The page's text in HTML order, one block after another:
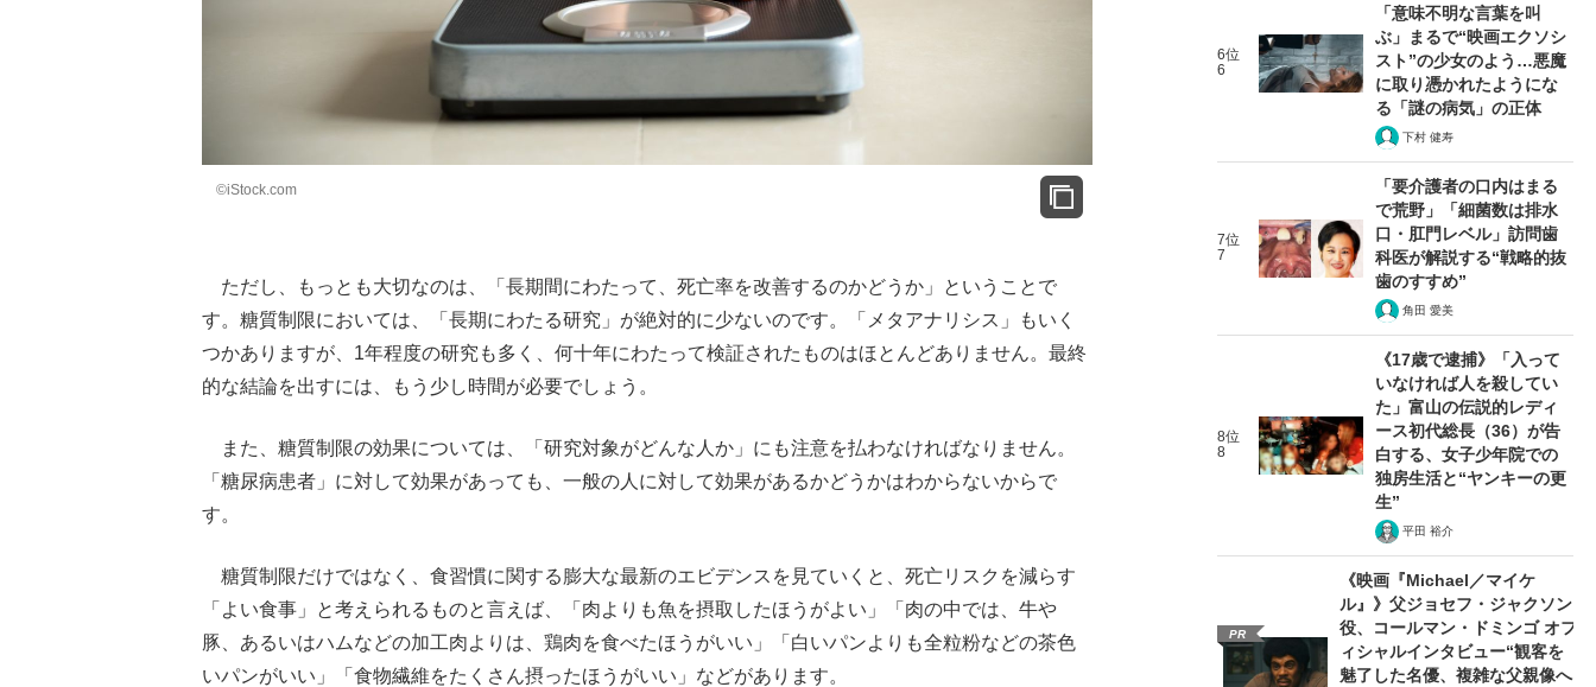
©iStock.com
ただし、もっとも大切なのは、「長期間にわたって、死亡率を改善するのかどうか」ということで
す。糖質制限においては、「長期にわたる研究」が絶対的に少ないのです。「メタアナリシス」もいく
つかありますが、1年程度の研究も多く、何十年にわたって検証されたものはほとんどありません。最終
的な結論を出すには、もう少し時間が必要でしょう。
また、糖質制限の効果については、「研究対象がどんな人か」にも注意を払わなければなりません。
「糖尿病患者」に対して効果があっても、一般の人に対して効果があるかどうかはわからないからで
す。
糖質制限だけではなく、食習慣に関する膨大な最新のエビデンスを見ていくと、死亡リスクを減らす
「よい食事」と考えられるものと言えば、「肉よりも魚を摂取したほうがよい」「肉の中では、牛や
豚、あるいはハムなどの加工肉よりは、鶏肉を食べたほうがいい」「白いパンよりも全粒粉などの茶色
いパンがいい」「食物繊維をたくさん摂ったほうがいい」などがあります。
6位
6
「意味不明な言葉を叫
ぶ」まるで“映画エクソシ
スト”の少女のよう…悪魔
に取り憑かれたようにな
る「謎の病気」の正体
下村 健寿
7位
7
「要介護者の口内はまる
で荒野」「細菌数は排水
口・肛門レベル」訪問歯
科医が解説する“戦略的抜
歯のすすめ”
角田 愛美
8位
8
《17歳で逮捕》「入って
いなければ人を殺してい
た」富山の伝説的レディ
ース初代総長（36）が告
白する、女子少年院での
独房生活と“ヤンキーの更
生”
平田 裕介
PR
《映画『Michael／マイケ
ル』》父ジョセフ・ジャクソン
役、コールマン・ドミンゴ オフ
ィシャルインタビュー“観客を
魅了した名優、複雑な父親像へ